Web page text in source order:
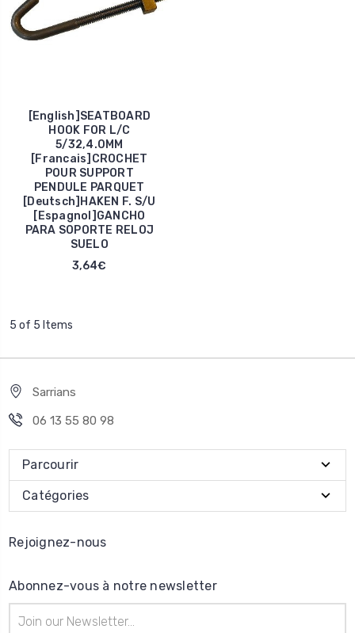
[English]SEATBOARD
HOOK FOR L/C
5/32,4.0MM
[Francais]CROCHET
POUR SUPPORT
PENDULE PARQUET
[Deutsch]HAKEN F. S/U
[Espagnol]GANCHO
PARA SOPORTE RELOJ
SUELO
3,64€
5 of 5 Items
Sarrians
06 13 55 80 98
Parcourir
Catégories
Rejoignez-nous
Abonnez-vous à notre newsletter
e-